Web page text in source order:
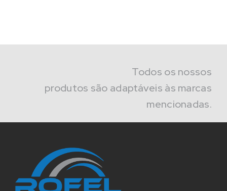
Todos os nossos
produtos são adaptáveis às marcas
mencionadas.